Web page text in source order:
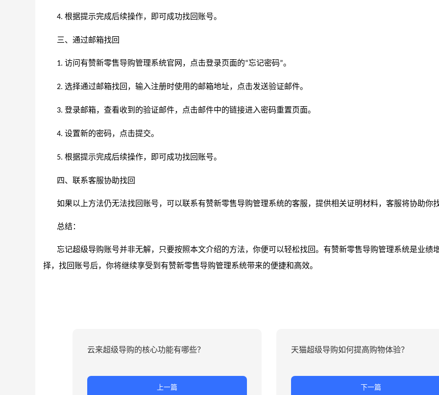
4. 根据提示完成后续操作，即可成功找回账号。
三、通过邮箱找回
1. 访问有赞新零售导购管理系统官网，点击登录页面的“忘记密码”。
2. 选择通过邮箱找回，输入注册时使用的邮箱地址，点击发送验证邮件。
3. 登录邮箱，查看收到的验证邮件，点击邮件中的链接进入密码重置页面。
4. 设置新的密码，点击提交。
5. 根据提示完成后续操作，即可成功找回账号。
四、联系客服协助找回
如果以上方法仍无法找回账号，可以联系有赞新零售导购管理系统的客服，提供相关证明材料，客服将协助你
总结：
忘记超级导购账号并非无解，只要按照本文介绍的方法，你便可以轻松找回。有赞新零售导购管理系统是业绩
择，找回账号后，你将继续享受到有赞新零售导购管理系统带来的便捷和高效。
云来超级导购的核心功能有哪些？
上一篇
天猫超级导购如何提高购物体验？
下一篇